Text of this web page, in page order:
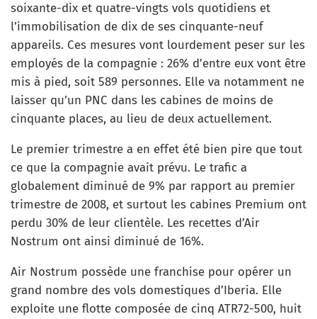
soixante-dix et quatre-vingts vols quotidiens et
l’immobilisation de dix de ses cinquante-neuf
appareils. Ces mesures vont lourdement peser sur les
employés de la compagnie : 26% d’entre eux vont être
mis à pied, soit 589 personnes. Elle va notamment ne
laisser qu’un PNC dans les cabines de moins de
cinquante places, au lieu de deux actuellement.
Le premier trimestre a en effet été bien pire que tout
ce que la compagnie avait prévu. Le trafic a
globalement diminué de 9% par rapport au premier
trimestre de 2008, et surtout les cabines Premium ont
perdu 30% de leur clientèle. Les recettes d’Air
Nostrum ont ainsi diminué de 16%.
Air Nostrum possède une franchise pour opérer un
grand nombre des vols domestiques d’Iberia. Elle
exploite une flotte composée de cinq ATR72-500, huit